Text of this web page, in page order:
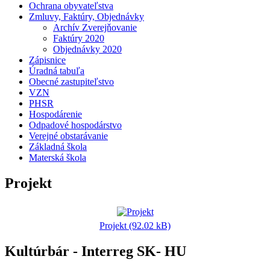
Ochrana obyvateľstva
Zmluvy, Faktúry, Objednávky
Archív Zverejňovanie
Faktúry 2020
Objednávky 2020
Zápisnice
Úradná tabuľa
Obecné zastupiteľstvo
VZN
PHSR
Hospodárenie
Odpadové hospodárstvo
Verejné obstarávanie
Základná škola
Materská škola
Projekt
Projekt (92.02 kB)
Kultúrbár - Interreg SK- HU